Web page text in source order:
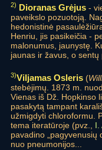
2) Dioranas Grėjus -
paveikslo pozuotoją.
hedonistinė
Henriu, jis pasikeičia -
malonumus, jaunystę.
jaunas ir žavus, o
3)Viljamas Osleris (
stebėjimų. 1873 m.
Vienas iš Dž. Hopkinso
pasakytą tampant
užmigdyti chloroformu.
tema iteratūroje (pvz., I.
pavadino
nuo pneumonijos...